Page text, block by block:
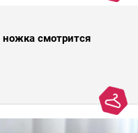
в предотвращении
косметолога-эстетиста
2020».
ножка смотрится